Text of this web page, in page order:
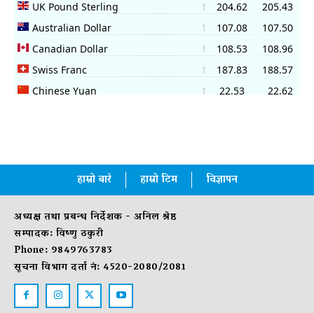
हाम्रो बारे हाम्रो टिम विज्ञापन
अध्यक्ष तथा प्रबन्ध निर्देशक - अनिल श्रेष्ठ
सम्पादक: विष्णु ठकुरी
Phone: 9849763783
सूचना विभाग दर्ता नं: 4520-2080/2081